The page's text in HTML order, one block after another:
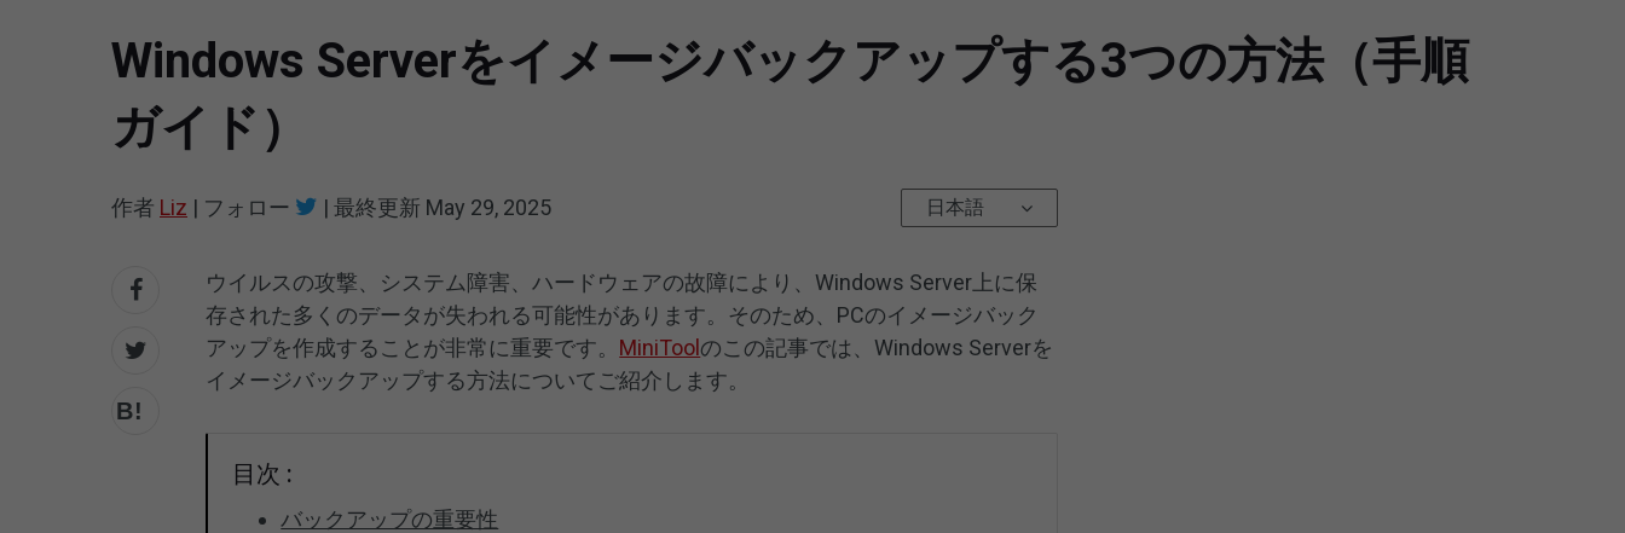
Windows Serverをイメージバックアップする3つの方法（手順
ガイド）
作者 Liz | フォロー | 最終更新 May 29, 2025 日本語
ウイルスの攻撃、システム障害、ハードウェアの故障により、Windows Server上に保
存された多くのデータが失われる可能性があります。そのため、PCのイメージバック
アップを作成することが非常に重要です。 MiniTool のこの記事では、Windows Serverを
イメージバックアップする方法についてご紹介します。
目次 :
バックアップの重要性